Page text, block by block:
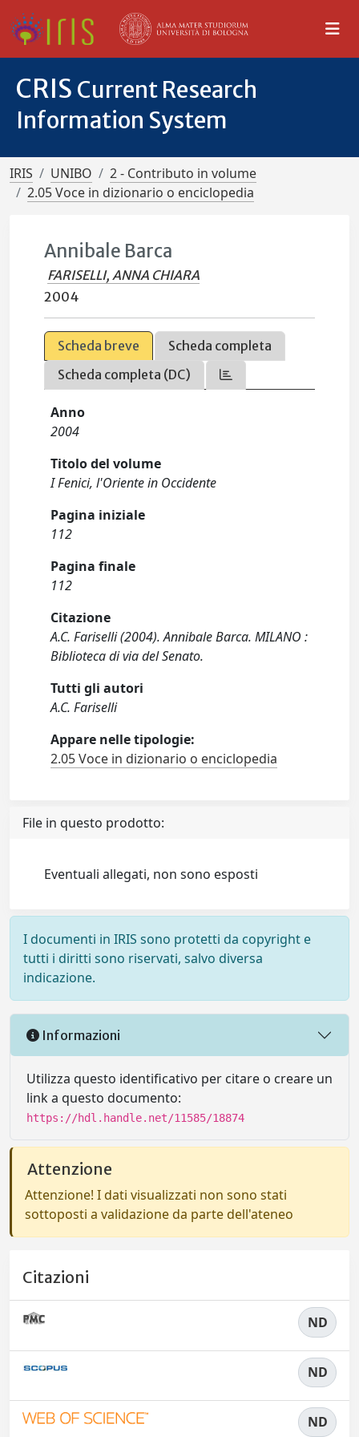
CRIS Current Research
Information System
IRIS UNIBO
2 - Contributo in volume
2.05 Voce in dizionario o enciclopedia
Annibale Barca
FARISELLI, ANNA CHIARA
2004
Scheda breve
Scheda completa
Scheda completa (DC)
Anno
2004
Titolo del volume
I Fenici, l'Oriente in Occidente
Pagina iniziale
112
Pagina finale
112
Citazione
A.C. Fariselli (2004). Annibale Barca. MILANO :
Biblioteca di via del Senato.
Tutti gli autori
A.C. Fariselli
Appare nelle tipologie:
2.05 Voce in dizionario o enciclopedia
File in questo prodotto:
Eventuali allegati, non sono esposti
I documenti in IRIS sono protetti da copyright e
tutti i diritti sono riservati, salvo diversa
indicazione.
Informazioni
Utilizza questo identificativo per citare o creare un
link a questo documento:
https://hdl.handle.net/11585/18874
Attenzione
Attenzione! I dati visualizzati non sono stati
sottoposti a validazione da parte dell'ateneo
Citazioni
ND
ND
ND